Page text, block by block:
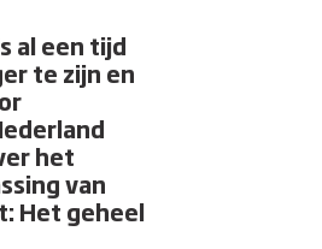
al een tijd
te zijn en
het
van
Het geheel